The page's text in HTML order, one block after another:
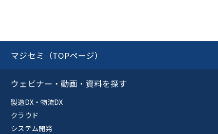
マジセミ（TOPページ）
ウェビナー・動画・資料を探す
製造DX・物流DX
クラウド
システム開発